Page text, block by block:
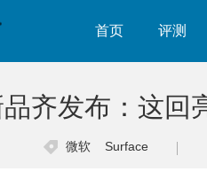
首页 评测
齐发布：这回
微软 Surface